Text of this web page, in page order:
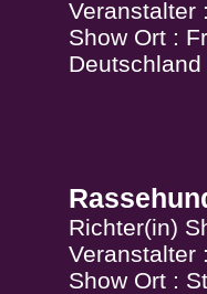
Veranstalter
Show Ort :
Deutschland
Richter(in)
Veranstalter
Show Ort :